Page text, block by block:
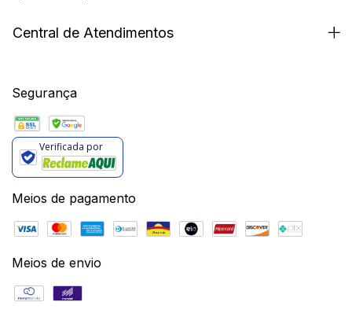
Central de Atendimentos
Segurança
Verificada por
Meios de pagamento
Meios de envio